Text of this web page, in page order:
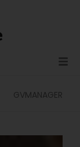
GVMANAGER